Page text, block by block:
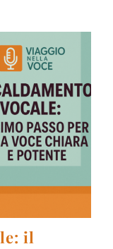
il